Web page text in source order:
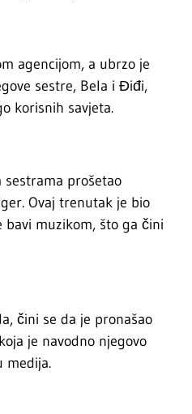
agencijom, a ubrzo je
sestre, Bela i Điđi,
korisnih savjeta.
sestrama prošetao
Ovaj trenutak je bio
muzikom, što ga čini
čini se da je pronašao
je navodno njegovo
medija.